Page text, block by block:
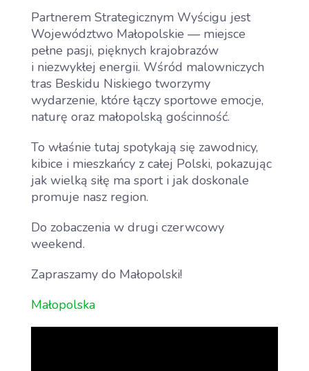
Aktualności
Partnerem Strategicznym Wyścigu jest
Województwo Małopolskie — miejsce
pełne pasji, pięknych krajobrazów
i niezwykłej energii. Wśród malowniczych
tras Beskidu Niskiego tworzymy
wydarzenie, które łączy sportowe emocje,
naturę oraz małopolską gościnność.
To właśnie tutaj spotykają się zawodnicy,
kibice i mieszkańcy z całej Polski, pokazując
jak wielką siłę ma sport i jak doskonale
promuje nasz region.
Do zobaczenia w drugi czerwcowy
weekend.
Zapraszamy do Małopolski!
Małopolska